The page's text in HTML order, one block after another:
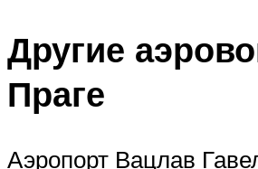
Другие
Праге
Аэропорт Вацлав